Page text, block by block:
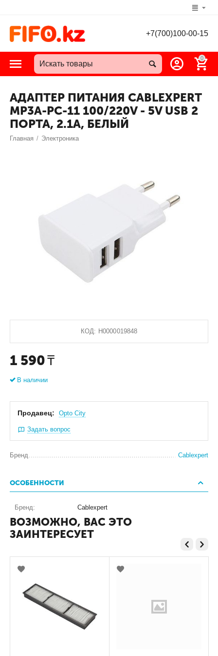
+7(700)100-00-15
0
АДАПТЕР ПИТАНИЯ CABLEXPERT
MP3A-PC-11 100/220V - 5V USB 2
ПОРТА, 2.1A, БЕЛЫЙ
Главная / Электроника
КОД: Н0000019848
1 590 ₸
В наличии
Продавец: Оpto City
Задать вопрос
Бренд Cablexpert
ОСОБЕННОСТИ
Бренд: Cablexpert
ВОЗМОЖНО, ВАС ЭТО
ЗАИНТЕРЕСУЕТ